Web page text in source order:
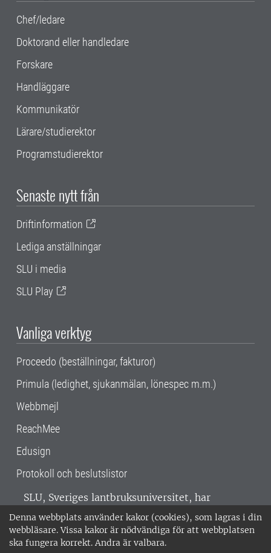
Denna webbplats använder kakor (cookies), som lagras i din
webbläsare. Vissa kakor är nödvändiga för att webbplatsen
ska fungera korrekt. Andra är valbara.
Chef/ledare
Doktorand eller handledare
Forskare
Handläggare
Kommunikatör
Lärare/studierektor
Programstudierektor
Senaste nytt från
Driftinformation
Lediga anställningar
SLU i media
SLU Play
Vanliga verktyg
Proceedo (beställningar, fakturor)
Primula (ledighet, sjukanmälan, lönespec m.m.)
Webbmejl
ReachMee
Edusign
Protokoll och beslutslistor
SLU, Sveriges lantbruksuniversitet, har
verksamhet över hela Sverige. Huvudorter är
Alnarp, Uppsala och Umeå.SLU är
miljöcertifierat enligt ISO 14001. •